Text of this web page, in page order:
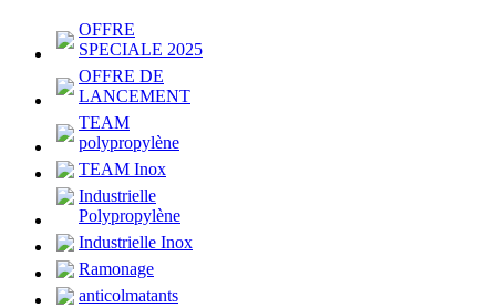
OFFRE
SPECIALE 2025
OFFRE DE
LANCEMENT
TEAM
polypropylène
TEAM Inox
Industrielle
Polypropylène
Industrielle Inox
Ramonage
anticolmatants